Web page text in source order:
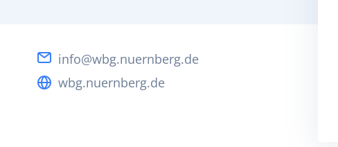
info@wbg.nuernberg.de
wbg.nuernberg.de